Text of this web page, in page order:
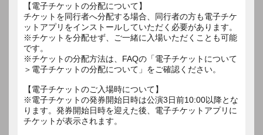
【電子チケットの分配について】
チケットを同行者へ分配する場合、同行者の方も電子チケ
ットアプリをインストールしていただく必要があります。
※チケットを分配せず、ご一緒に入場いただくことも可能
です。
※チケットの分配方法は、FAQの「電子チケットについて
＞電子チケットの分配について」をご確認ください。
【電子チケットのご入場時について】
※電子チケットの発券開始日時は公演3日前10:00以降とな
ります。発券開始日時を迎えた後、電子チケットアプリに
チケットが表示されます。